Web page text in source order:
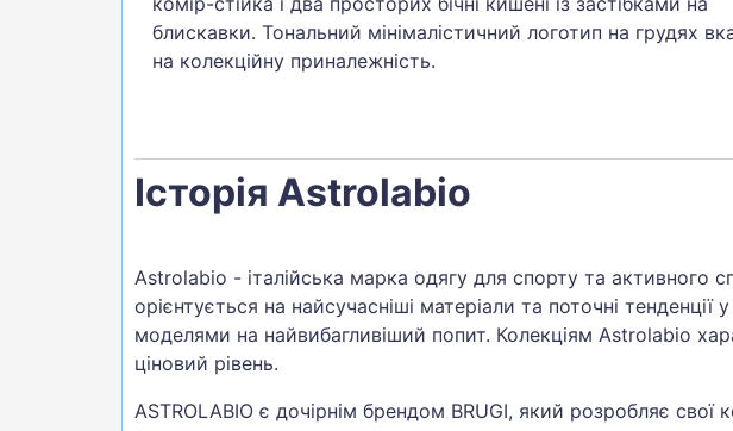
блискавки. Тональний мінімалістичний логотип на грудях
на колекційну приналежність.
Історія Astrolabio
Astrolabio - італійська марка одягу для спорту та активного
орієнтується на найсучасніші матеріали та поточні
моделями на найвибагливіший попит. Колекціям Astrolabio
ціновий рівень.
ASTROLABIO є дочірнім брендом BRUGI, який розробляє